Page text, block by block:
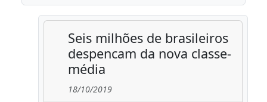
Seis milhões de brasileiros
despencam da nova classe-
média
18/10/2019